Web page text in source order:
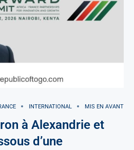
INTERNATIONAL MIS EN AVANT
à Alexandrie et
d’une